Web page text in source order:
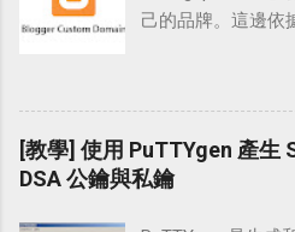
可免去電腦中毒
被竊的風險。 在
的「允許自其他
下就是相關的操作
站：各型裝置下載
己的品牌。這邊依
說明；而在「
「Namecheap」
Blogger 綁網址 前
做網址綁定的動作
址。在購買網址時
否為「 ICANN 」
[教學] 使用 PuTTYgen 產生
DSA 公鑰與私鑰